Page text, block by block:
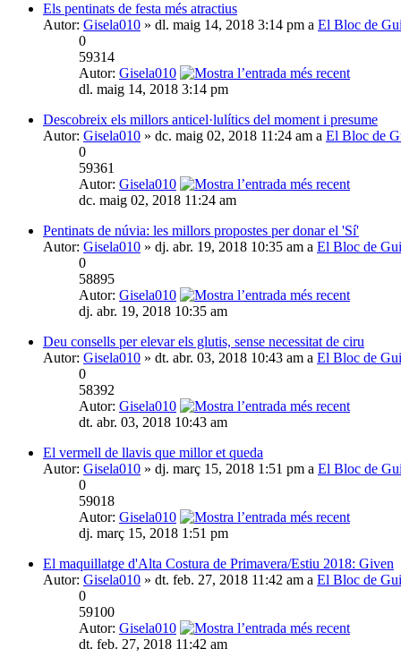
Els pentinats de festa més atractius
Autor: Gisela010 » dl. maig 14, 2018 3:14 pm a El Bloc de
0
59314
Autor: Gisela010
dl. maig 14, 2018 3:14 pm
Descobreix els millors anticel·lulítics del moment i presume
Autor: Gisela010 » dc. maig 02, 2018 11:24 am a El Bloc de
0
59361
Autor: Gisela010
dc. maig 02, 2018 11:24 am
Pentinats de núvia: les millors propostes per donar el 'Sí'
Autor: Gisela010 » dj. abr. 19, 2018 10:35 am a El Bloc de
0
58895
Autor: Gisela010
dj. abr. 19, 2018 10:35 am
Deu consells per elevar els glutis, sense necessitat de ciru
Autor: Gisela010 » dt. abr. 03, 2018 10:43 am a El Bloc de
0
58392
Autor: Gisela010
dt. abr. 03, 2018 10:43 am
El vermell de llavis que millor et queda
Autor: Gisela010 » dj. març 15, 2018 1:51 pm a El Bloc de
0
59018
Autor: Gisela010
dj. març 15, 2018 1:51 pm
El maquillatge d'Alta Costura de Primavera/Estiu 2018: Given
Autor: Gisela010 » dt. feb. 27, 2018 11:42 am a El Bloc de
0
59100
Autor: Gisela010
dt. feb. 27, 2018 11:42 am